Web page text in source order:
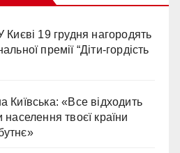
Києві 19 грудня нагородять
премії “Діти-гордість
Київська: «Все відходить
твоєї країни